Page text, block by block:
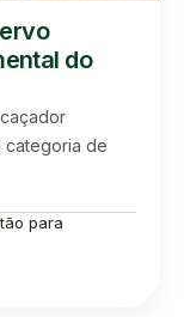
do
categoria de
para